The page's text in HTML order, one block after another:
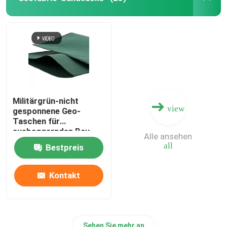
Zusammengesetztes Entwässerungs-Netz
Geomembrane-Schweißgerät
Militärgrün-nicht
gesponnene Geo-
Taschen für
ausbaggernden Bau
Bestpreis
Kontakt
view
all
Alle ansehen